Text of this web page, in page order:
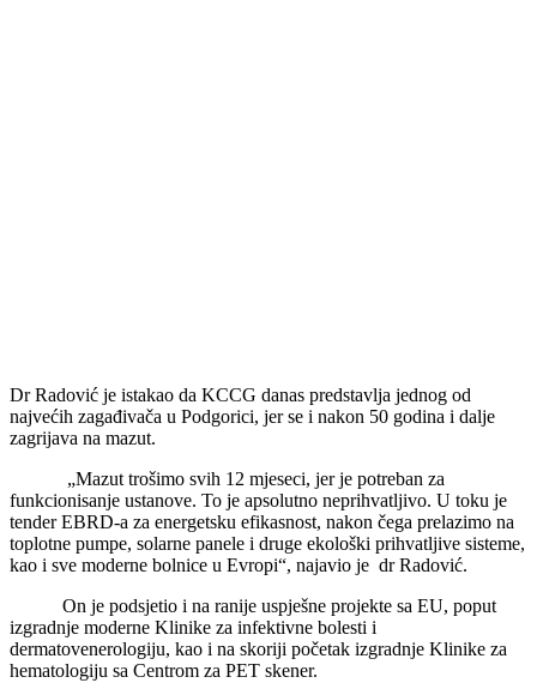
Dr Radović je istakao da KCCG danas predstavlja jednog od
najvećih zagađivača u Podgorici, jer se i nakon 50 godina i dalje
zagrijava na mazut.
„Mazut trošimo svih 12 mjeseci, jer je potreban za
funkcionisanje ustanove. To je apsolutno neprihvatljivo. U toku je
tender EBRD-a za energetsku efikasnost, nakon čega prelazimo na
toplotne pumpe, solarne panele i druge ekološki prihvatljive sisteme,
kao i sve moderne bolnice u Evropi“, najavio je dr Radović.
On je podsjetio i na ranije uspješne projekte sa EU, poput
izgradnje moderne Klinike za infektivne bolesti i
dermatovenerologiju, kao i na skoriji početak izgradnje Klinike za
hematologiju sa Centrom za PET skener.